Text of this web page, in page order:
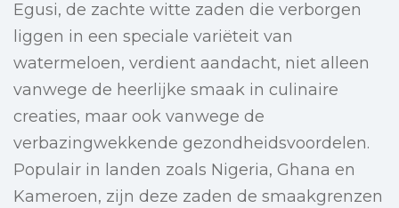
Egusi, de zachte witte zaden die verborgen
liggen in een speciale variëteit van
watermeloen, verdient aandacht, niet alleen
vanwege de heerlijke smaak in culinaire
creaties, maar ook vanwege de
verbazingwekkende gezondheidsvoordelen.
Populair in landen zoals Nigeria, Ghana en
Kameroen, zijn deze zaden de smaakgrenzen